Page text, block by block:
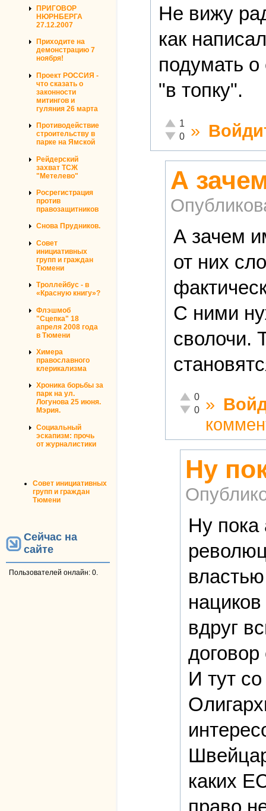
ПРИГОВОР
НЮРНБЕРГА
27.12.2007
Приходите на
демонстрацию 7
ноября!
Проект РОССИЯ -
что сказать о
законности
митингов и
гуляния 26 марта
Противодействие
строительству в
парке на Ямской
Рейдерский
захват ТСЖ
"Метелево"
Росрегистрация
против
правозащитников
Снова Прудников.
Совет
инициативных
групп и граждан
Тюмени
Троллейбус - в
«Красную книгу»?
Флэшмоб
"Сцепка" 18
апреля 2008 года
в Тюмени
Химера
православного
клерикализма
Хроника борьбы за
парк на ул.
Логунова 25 июня.
Мэрия.
Социальный
эскапизм: прочь
от журналистики
Совет инициативных
групп и граждан
Тюмени
Сейчас на
сайте
Пользователей онлайн: 0.
Не вижу
как
подумать о
"в топку".
Отлично!
1
Неадекватно!
0 »
А
А зачем
от них
С ними
сволочи.
Отлично!
0
Неадекватно!
0 »
Ну
Ну пока
вдруг
И тут
каких
право